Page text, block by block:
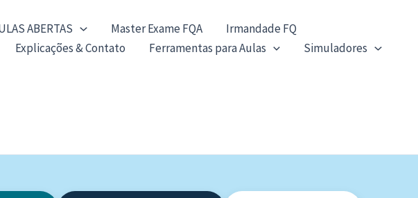
ABERTAS Master Exame FQA
Irmandade FQ
Explicações & Contato Ferramentas para Aulas Simuladores